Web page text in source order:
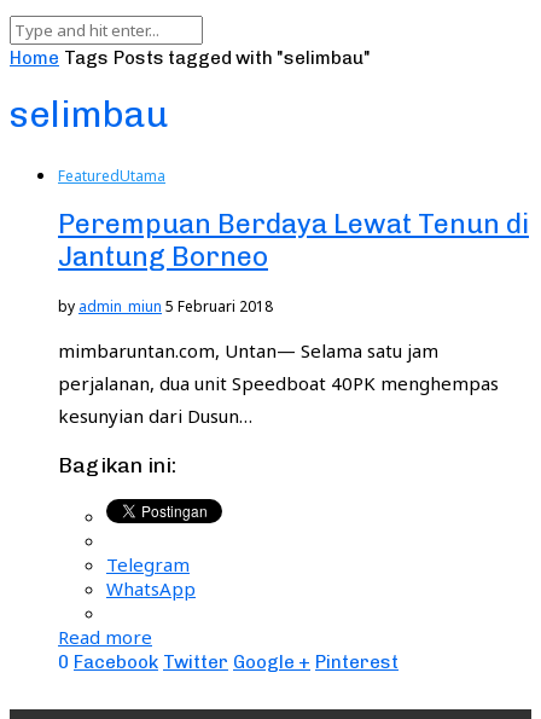
Home Tags Posts tagged with "selimbau"
selimbau
FeaturedUtama
Perempuan Berdaya Lewat Tenun di
Jantung Borneo
by admin_miun 5 Februari 2018
mimbaruntan.com, Untan— Selama satu jam
perjalanan, dua unit Speedboat 40PK menghempas
kesunyian dari Dusun…
Bagikan ini:
Telegram
WhatsApp
Read more
0 Facebook Twitter Google + Pinterest